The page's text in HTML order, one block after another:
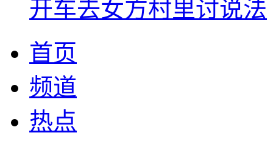
开车去女方村里讨说法
首页
频道
热点